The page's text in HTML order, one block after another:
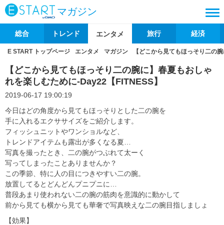
マガジン
総合 トレンド エンタメ 旅行 経済
E START トップページ エンタメ マガジン 【どこから見てもほっそり二の
【どこから見てもほっそり二の腕に】春夏もおしゃ
れを楽しむために-Day22【FITNESS】
2019-06-17 19:00:19
今日はどの角度から見てもほっそりとした二の腕を
手に入れるエクササイズをご紹介します。
フィッシュニットやワンショルなど、
トレンドアイテムも露出が多くなる夏…
写真を撮ったとき、二の腕がつぶれて太ーく
写ってしまったことありませんか？
この季節、特に人の目につきやすい二の腕。
放置してるとどんどんプニプニに…
普段あまり使われない二の腕の筋肉を意識的に動かして
前から見ても横から見ても華奢で写真映えな二の腕目指しましょ
【効果】